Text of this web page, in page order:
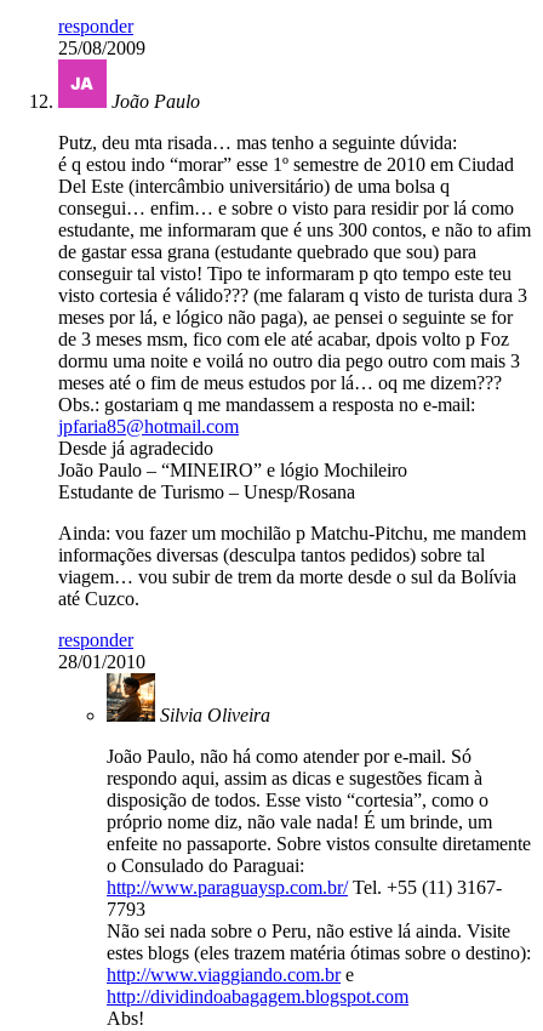
responder
25/08/2009
João Paulo
Putz, deu mta risada… mas tenho a seguinte dúvida:
é q estou indo “morar” esse 1º semestre de 2010 em Ciudad
Del Este (intercâmbio universitário) de uma bolsa q
consegui… enfim… e sobre o visto para residir por lá como
estudante, me informaram que é uns 300 contos, e não to afim
de gastar essa grana (estudante quebrado que sou) para
conseguir tal visto! Tipo te informaram p qto tempo este teu
visto cortesia é válido??? (me falaram q visto de turista dura 3
meses por lá, e lógico não paga), ae pensei o seguinte se for
de 3 meses msm, fico com ele até acabar, dpois volto p Foz
dormu uma noite e voilá no outro dia pego outro com mais 3
meses até o fim de meus estudos por lá… oq me dizem???
Obs.: gostariam q me mandassem a resposta no e-mail:
jpfaria85@hotmail.com
Desde já agradecido
João Paulo – “MINEIRO” e lógio Mochileiro
Estudante de Turismo – Unesp/Rosana
Ainda: vou fazer um mochilão p Matchu-Pitchu, me mandem
informações diversas (desculpa tantos pedidos) sobre tal
viagem… vou subir de trem da morte desde o sul da Bolívia
até Cuzco.
responder
28/01/2010
Silvia Oliveira
João Paulo, não há como atender por e-mail. Só
respondo aqui, assim as dicas e sugestões ficam à
disposição de todos. Esse visto “cortesia”, como o
próprio nome diz, não vale nada! É um brinde, um
enfeite no passaporte. Sobre vistos consulte diretamente
o Consulado do Paraguai:
http://www.paraguaysp.com.br/Tel. +55 (11) 3167-
7793
Não sei nada sobre o Peru, não estive lá ainda. Visite
estes blogs (eles trazem matéria ótimas sobre o destino):
http://www.viaggiando.com.bre
http://dividindoabagagem.blogspot.com
Abs!